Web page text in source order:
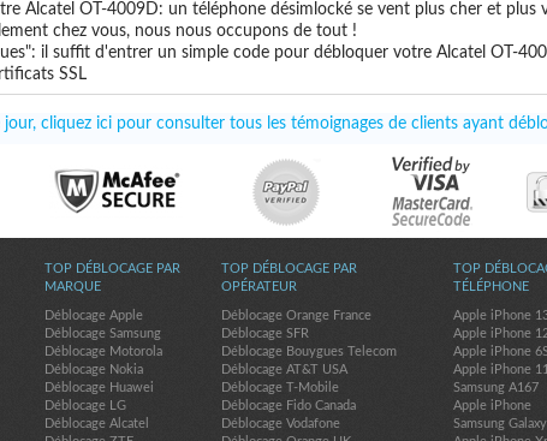
Alcatel OT-4009D: un téléphone désimlocké se vent plus cher et plus
chez vous, nous nous occupons de tout !
il suffit d'entrer un simple code pour débloquer votre Alcatel OT-
SSL
jour, cliquez ici pour consulter tous les témoignages de clients ayant
TOP DÉBLOCAGE PAR
MARQUE
Déblocage Apple
Déblocage Samsung
Déblocage Motorola
Déblocage Nokia
Déblocage Huawei
Déblocage LG
Déblocage Alcatel
TOP DÉBLOCAGE PAR
OPÉRATEUR
Déblocage Orange France
Déblocage SFR
Déblocage Bouygues Telecom
Déblocage AT&T USA
Déblocage T-Mobile
Déblocage Fido Canada
Déblocage Vodafone
TOP
TÉLÉPHONE
Apple iPhone
Apple iPhone
Apple iPhone
Apple iPhone
Samsung A167
Apple iPhone
Samsung